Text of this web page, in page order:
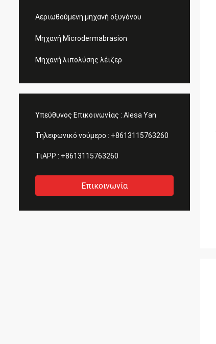
Αεριωθούμενη μηχανή οξυγόνου
Μηχανή Microdermabrasion
Μηχανή λιπολύσης λέιζερ
Υπεύθυνος Επικοινωνίας : Alesa Yan
Τηλεφωνικό νούμερο : +8613115763260
ΤιAPP : +8613115763260
Επικοινωνία